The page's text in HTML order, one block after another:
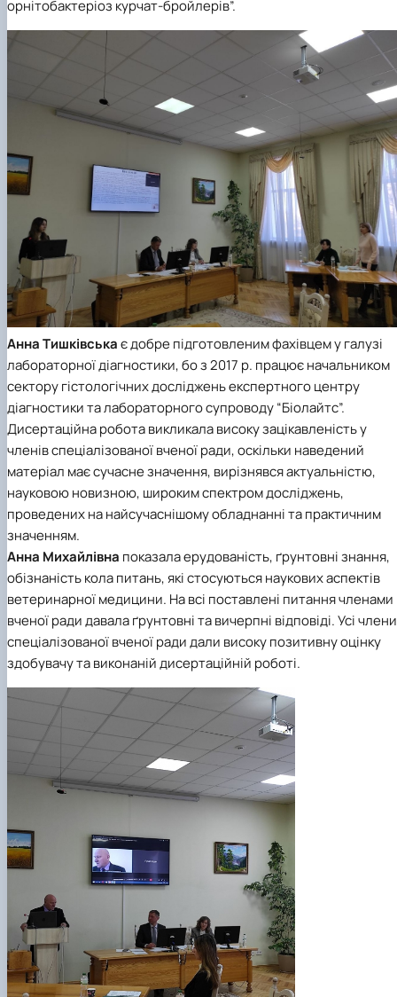
орнітобактеріоз курчат-бройлерів”.
Анна Тишківськає добре підготовленим фахівцем у галузі
лабораторної діагностики, бо з 2017 р. працює начальником
сектору гістологічних досліджень експертного центру
діагностики та лабораторного супроводу “Біолайтс”.
Дисертаційна робота викликала високу зацікавленість у
членів спеціалізованої вченої ради, оскільки наведений
матеріал має сучасне значення, вирізнявся актуальністю,
науковою новизною, широким спектром досліджень,
проведених на найсучаснішому обладнанні та практичним
значенням.
Анна Михайлівна показала ерудованість, ґрунтовні знання,
обізнаність кола питань, які стосуються наукових аспектів
ветеринарної медицини. На всі поставлені питання членами
вченої ради давала ґрунтовні та вичерпні відповіді. Усі члени
спеціалізованої вченої ради дали високу позитивну оцінку
здобувачу та виконаній дисертаційній роботі.